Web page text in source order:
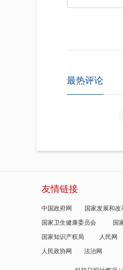
最热评论
友情链接
中国政府网 国家发展和改
国家卫生健康委员会
国
国家知识产权局
人民网
人民政协网
法治网